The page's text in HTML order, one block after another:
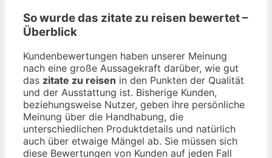
So wurde das zitate zu reisen bewertet –
Überblick
Kundenbewertungen haben unserer Meinung
nach eine große Aussagekraft darüber, wie gut
das zitate zu reisen in den Punkten der Qualität
und der Ausstattung ist. Bisherige Kunden,
beziehungsweise Nutzer, geben ihre persönliche
Meinung über die Handhabung, die
unterschiedlichen Produktdetails und natürlich
auch über etwaige Mängel ab. Sie müssen sich
diese Bewertungen von Kunden auf jeden Fall